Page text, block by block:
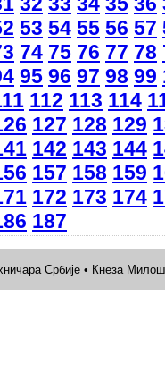
53 54 55 56 57
74 75 76 77 78
95 96 97 98 99
112 113 114
127 128 129
142 143 144
157 158 159
172 173 174
187
Србије • Кнеза